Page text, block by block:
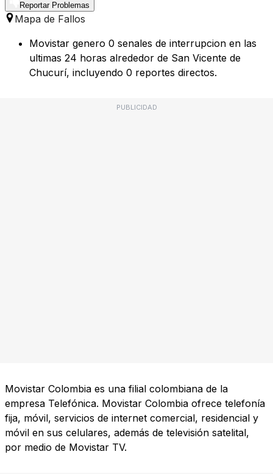
Reportar Problemas
Mapa de Fallos
Movistar genero 0 senales de interrupcion en las
ultimas 24 horas alrededor de San Vicente de
Chucurí, incluyendo 0 reportes directos.
PUBLICIDAD
Movistar Colombia es una filial colombiana de la
empresa Telefónica. Movistar Colombia ofrece telefonía
fija, móvil, servicios de internet comercial, residencial y
móvil en sus celulares, además de televisión satelital,
por medio de Movistar TV.